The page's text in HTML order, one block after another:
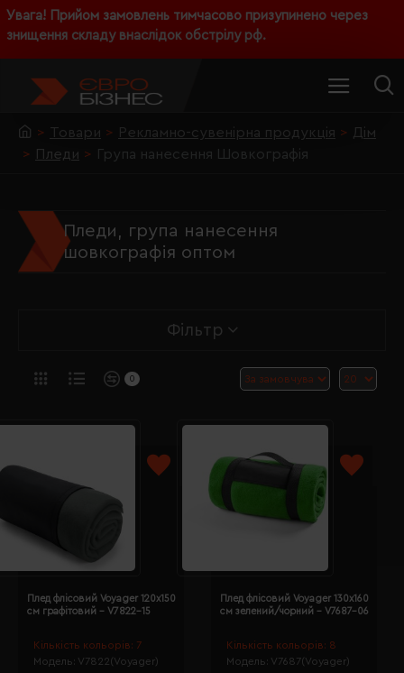
Увага! Прийом замовлень тимчасово призупинено через
знищення складу внаслідок обстрілу рф.
Товари Рекламно-сувенірна продукція
Дім
Пледи
Група нанесення Шовкографія
Пледи, група нанесення
шовкографія оптом
Фільтр
0
Кількість кольорів: 7
Модель: V7822(Voyager)
Плед флісовий Voyager 120х150
см графітовий - V7822-15
Кількість кольорів: 8
Модель: V7687(Voyager)
Плед флісовий Voyager 130х160
см зелений/чорний - V7687-06